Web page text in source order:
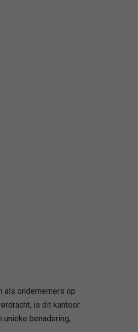
als ondernemers op
is dit kantoor
benadering,